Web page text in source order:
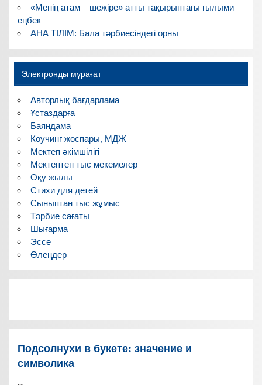
«Менің атам – шежіре» атты тақырыптағы ғылыми
еңбек
АНА ТІЛІМ: Бала тәрбиесіндегі орны
Электронды мұрағат
Авторлық бағдарлама
Ұстаздарға
Баяндама
Коучинг жоспары, МДЖ
Мектеп әкімшілігі
Мектептен тыс мекемелер
Оқу жылы
Стихи для детей
Сыныптан тыс жұмыс
Тәрбие сағаты
Шығарма
Эссе
Өлеңдер
Подсолнухи в букете: значение и
символика